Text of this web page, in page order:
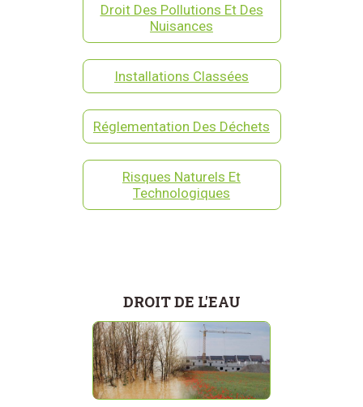
Droit Des Pollutions Et Des
Nuisances
Installations Classées
Réglementation Des Déchets
Risques Naturels Et
Technologiques
DROIT DE L'EAU